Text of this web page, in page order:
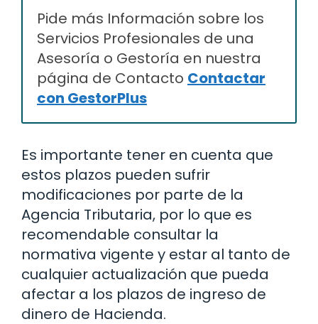
Pide más Información sobre los
Servicios Profesionales de una
Asesoría o Gestoría en nuestra
página de Contacto Contactar
con GestorPlus
Es importante tener en cuenta que
estos plazos pueden sufrir
modificaciones por parte de la
Agencia Tributaria, por lo que es
recomendable consultar la
normativa vigente y estar al tanto de
cualquier actualización que pueda
afectar a los plazos de ingreso de
dinero de Hacienda.